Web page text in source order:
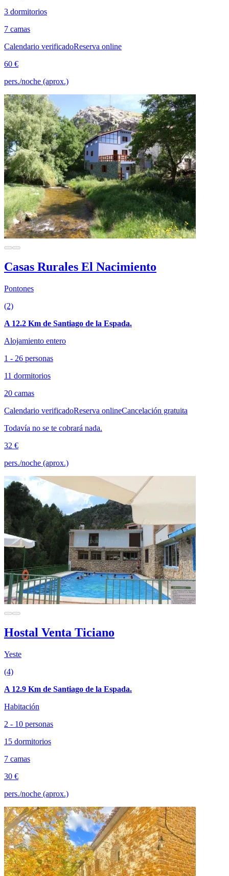
3 dormitorios
7 camas
Calendario verificadoReserva online
60 €
pers./noche (aprox.)
Casas Rurales El Nacimiento
Pontones
(2)
A 12.2 Km de Santiago de la Espada.
Alojamiento entero
1 - 26 personas
11 dormitorios
20 camas
Calendario verificadoReserva onlineCancelación gratuita
Todavía no se te cobrará nada.
32 €
pers./noche (aprox.)
Hostal Venta Ticiano
Yeste
(4)
A 12.9 Km de Santiago de la Espada.
Habitación
2 - 10 personas
15 dormitorios
7 camas
30 €
pers./noche (aprox.)